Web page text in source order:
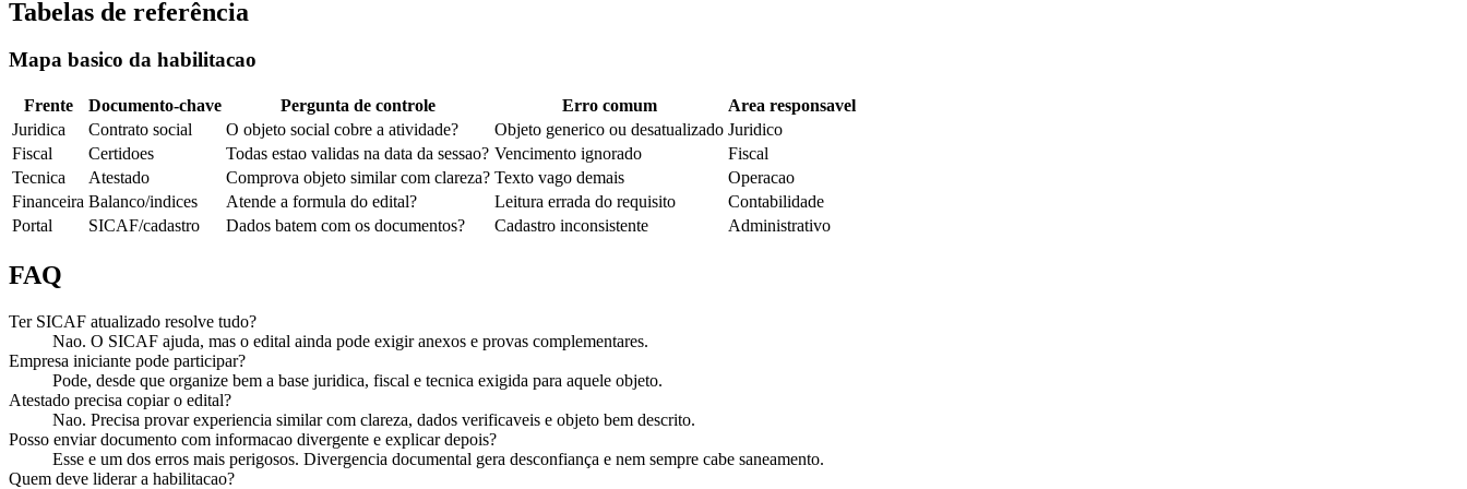
Tabelas de referência
Mapa basico da habilitacao
Frente Documento-chave Pergunta de controle Erro comum
Area responsavel
Juridica
Contrato social O objeto social cobre a atividade? Objeto generico ou desatualizado Juridico
Fiscal
Certidoes Todas estao validas na data da sessao? Vencimento ignorado
Fiscal
Tecnica
Atestado Comprova objeto similar com clareza? Texto vago demais
Operacao
Financeira Balanco/indices Atende a formula do edital? Leitura errada do requisito
Contabilidade
Portal
SICAF/cadastro Dados batem com os documentos? Cadastro inconsistente Administrativo
FAQ
Ter SICAF atualizado resolve tudo?
Nao. O SICAF ajuda, mas o edital ainda pode exigir anexos e provas complementares.
Empresa iniciante pode participar?
Pode, desde que organize bem a base juridica, fiscal e tecnica exigida para aquele objeto.
Atestado precisa copiar o edital?
Nao. Precisa provar experiencia similar com clareza, dados verificaveis e objeto bem descrito.
Posso enviar documento com informacao divergente e explicar depois?
Esse e um dos erros mais perigosos. Divergencia documental gera desconfiança e nem sempre cabe saneamento.
Quem deve liderar a habilitacao?